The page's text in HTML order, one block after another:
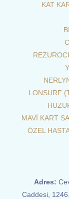
KAT
LONSURF
MAVİ KART
ÖZEL
Adres:
Caddesi,